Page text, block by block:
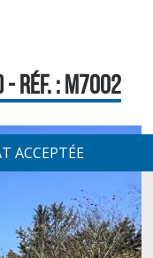
- RÉF. : M7002
ACCEPTÉE